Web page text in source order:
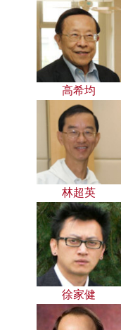
高希均
林超英
徐家健